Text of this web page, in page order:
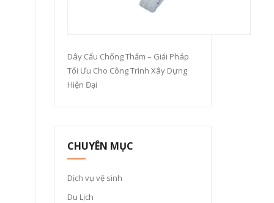
Dây Cẩu Chống Thấm – Giải Pháp
Tối Ưu Cho Công Trình Xây Dựng
Hiện Đại
CHUYÊN MỤC
Dịch vụ vệ sinh
Du Lịch